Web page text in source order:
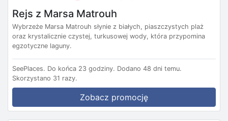
Rejs z Marsa Matrouh
Wybrzeże Marsa Matrouh słynie z białych, piaszczystych plaż
oraz krystalicznie czystej, turkusowej wody, która przypomina
egzotyczne laguny.
SeePlaces. Do końca 23 godziny. Dodano 48 dni temu.
Skorzystano 31 razy.
Zobacz promocję